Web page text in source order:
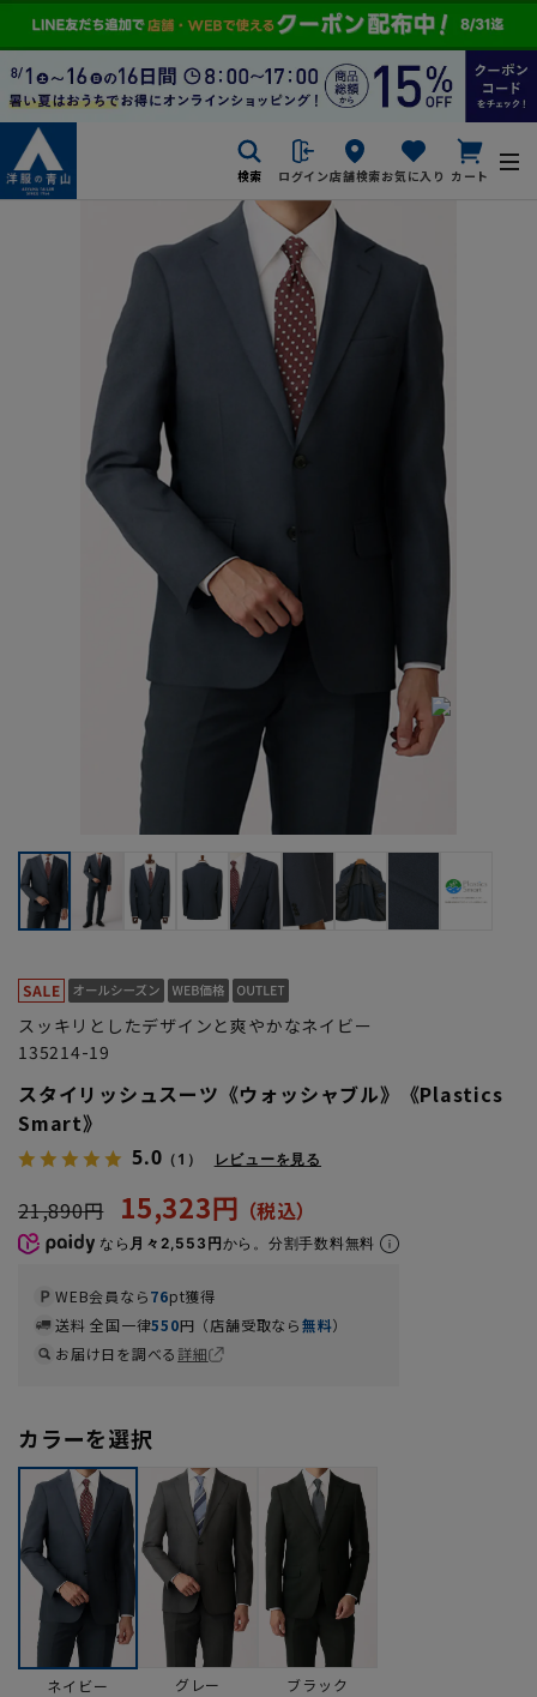
検索 ログイン店舗検索お気に入り カート
スッキリとしたデザインと爽やかなネイビー
135214-19
スタイリッシュスーツ《ウォッシャブル》《Plastics
Smart》
5.0 （1） レビューを見る
21,890円 15,323円
なら 月々2,553円から。分割手数料無料
WEB会員なら76pt獲得
送料 全国一律550円（店舗受取なら無料）
お届け日を調べる詳細
カラーを選択
ネイビー グレー ブラック